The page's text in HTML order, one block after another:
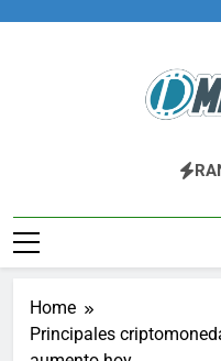
Fintech,
Home
Principales